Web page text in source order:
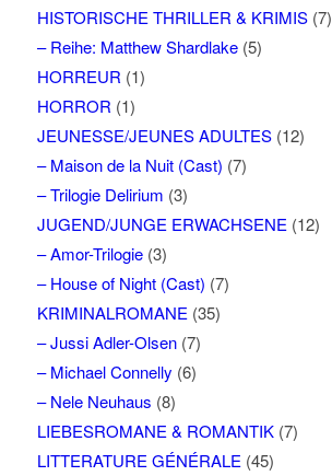
HISTORISCHE THRILLER & KRIMIS(7)
– Reihe: Matthew Shardlake(5)
HORREUR (1)
HORROR (1)
JEUNESSE/JEUNES ADULTES(12)
– Maison de la Nuit (Cast) (7)
– Trilogie Delirium (3)
JUGEND/JUNGE ERWACHSENE (12)
– Amor-Trilogie(3)
– House of Night (Cast) (7)
KRIMINALROMANE (35)
– Jussi Adler-Olsen(7)
– Michael Connelly (6)
– Nele Neuhaus (8)
LIEBESROMANE & ROMANTIK(7)
LITTERATURE GÉNÉRALE (45)